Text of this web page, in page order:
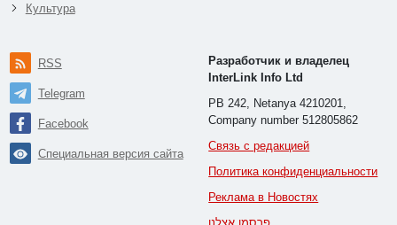
Культура
RSS
Telegram
Facebook
Специальная версия сайта
Разработчик и владелец
InterLink Info Ltd
PB 242, Netanya 4210201,
Company number 512805862
Связь с редакцией
Политика конфиденциальности
Реклама в Новостях